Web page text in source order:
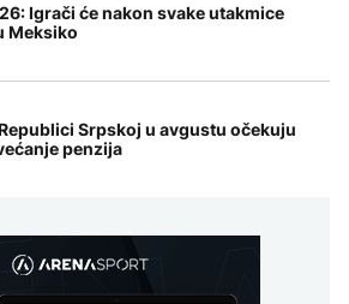
Igrači će nakon svake utakmice
Meksiko
Srpskoj u avgustu očekuju
penzija